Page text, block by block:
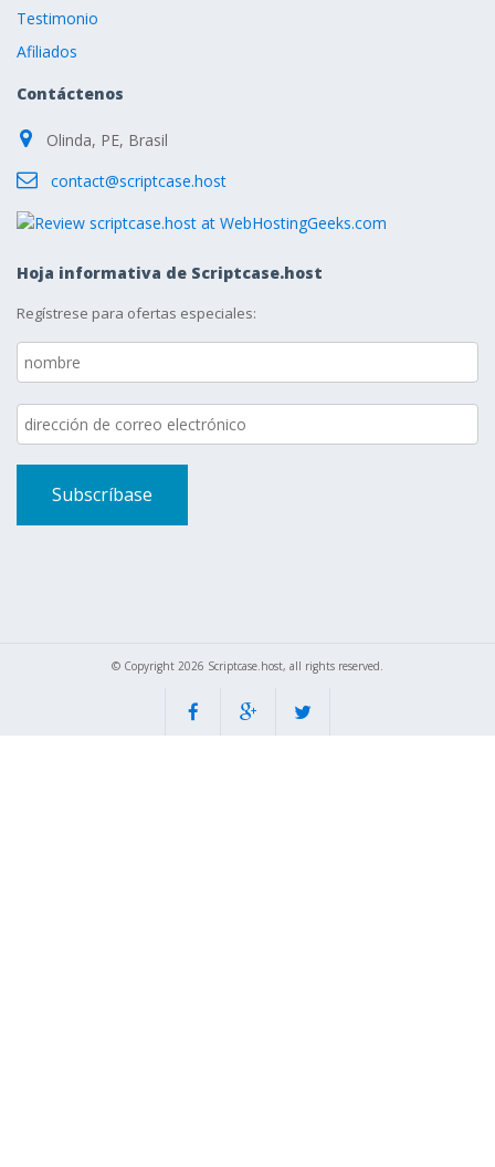
Testimonio
Afiliados
Contáctenos
Olinda, PE, Brasil
contact@scriptcase.host
Hoja informativa de Scriptcase.host
Regístrese para ofertas especiales:
© Copyright 2026 Scriptcase.host, all rights reserved.